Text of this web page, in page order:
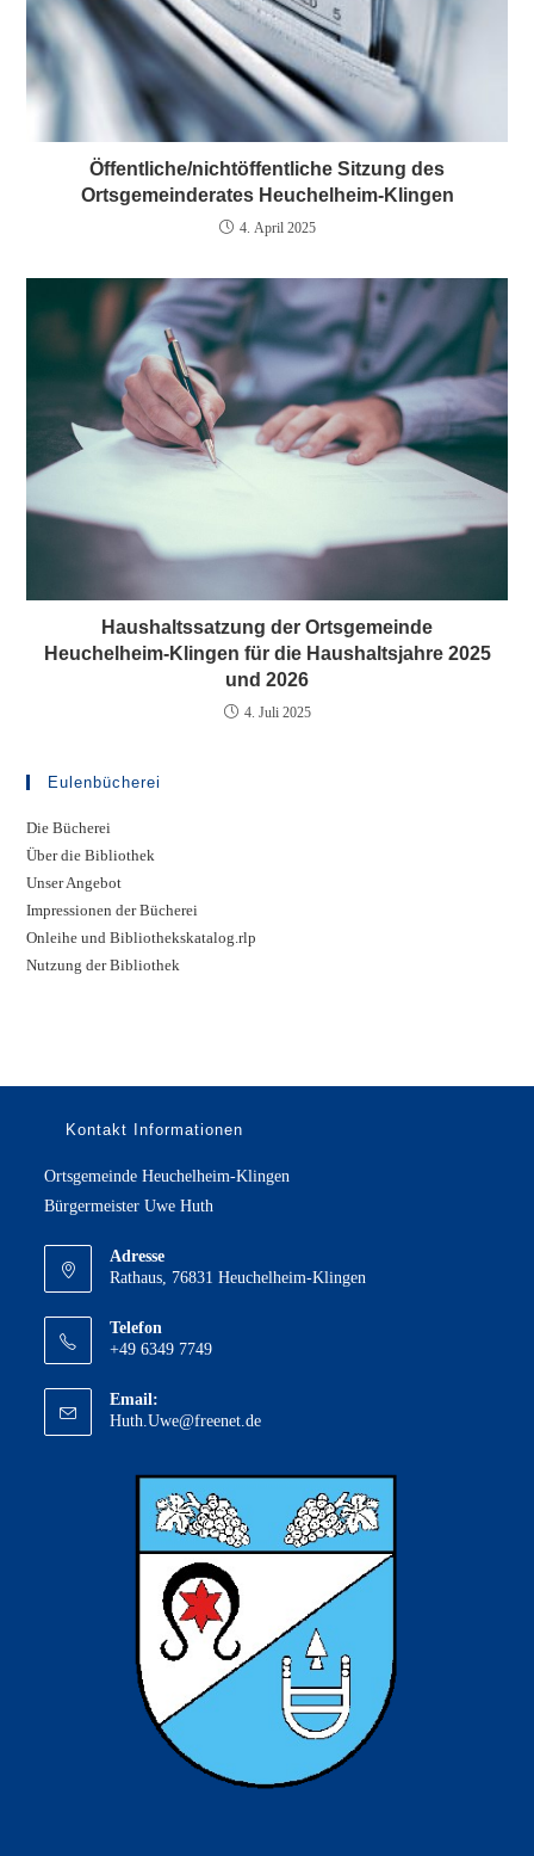
Öffentliche/nichtöffentliche Sitzung des
Ortsgemeinderates Heuchelheim-Klingen
4. April 2025
Haushaltssatzung der Ortsgemeinde
Heuchelheim-Klingen für die Haushaltsjahre 2025
und 2026
4. Juli 2025
Eulenbücherei
Die Bücherei
Über die Bibliothek
Unser Angebot
Impressionen der Bücherei
Onleihe und Bibliothekskatalog.rlp
Nutzung der Bibliothek
Kontakt Informationen
Ortsgemeinde Heuchelheim-Klingen
Bürgermeister Uwe Huth
Adresse
Rathaus, 76831 Heuchelheim-Klingen
Telefon
+49 6349 7749
Email:
Huth.Uwe@freenet.deOpens
application